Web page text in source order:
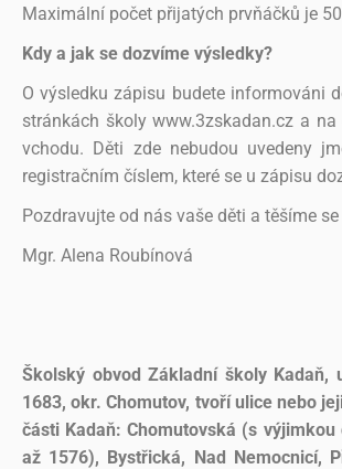
Maximální počet přijatých prvňáčků je
Kdy a jak se dozvíme výsledky?
O výsledku zápisu budete informováni
stránkách školy www.3zskadan.cz a
vchodu. Děti zde nebudou uvedeny
registračním číslem, které se u zápisu
Pozdravujte od nás vaše děti a těšíme
Mgr. Alena Roubínová
Školský obvod Základní školy Kadaň,
1683, okr. Chomutov, tvoří ulice nebo
části Kadaň: Chomutovská (s
až 1576), Bystřická, Nad Nemocnicí,